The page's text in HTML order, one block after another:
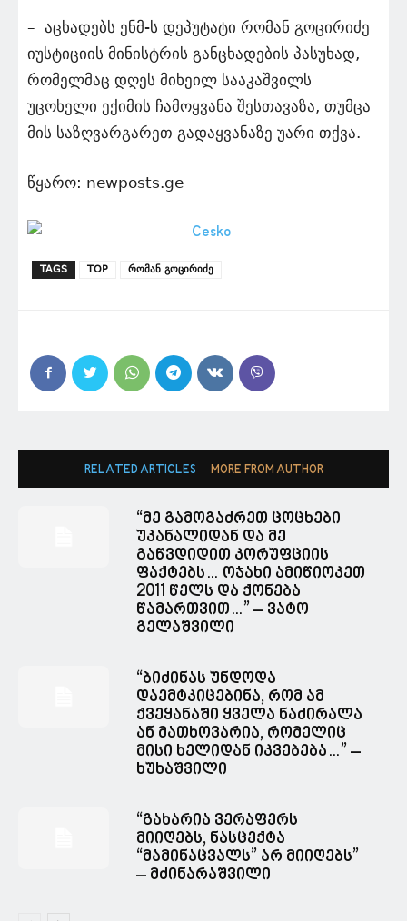
– აცხადებს ენმ-ს დეპუტატი რომან გოცირიძე
იუსტიციის მინისტრის განცხადების პასუხად,
რომელმაც დღეს მიხეილ სააკაშვილს
უცოხელი ექიმის ჩამოყვანა შესთავაზა, თუმცა
მის საზღვარგარეთ გადაყვანაზე უარი თქვა.
წყარო: newposts.ge
TAGS TOP რომან გოცირიძე
RELATED ARTICLES MORE FROM AUTHOR
“მე გამოგაძრეთ ცოცხები
უკანალიდან და მე
გაწვდიდით კორუფციის
ფაქტებს… ოჯახი ამიწიოკეთ
2011 წელს და ქონება
წამართვით…” – ვატო
გელაშვილი
“ბიძინას უნდოდა
დაემტკიცებინა, რომ ამ
ქვეყანაში ყველა ნაძირალა
ან მათხოვარია, რომელიც
მისი ხელიდან იკვებება…” –
ხუხაშვილი
“გახარია ვერაფერს
მიიღებს, ნასცექტა
“მამინაცვალს” არ მიიღებს”
– მძინარაშვილი